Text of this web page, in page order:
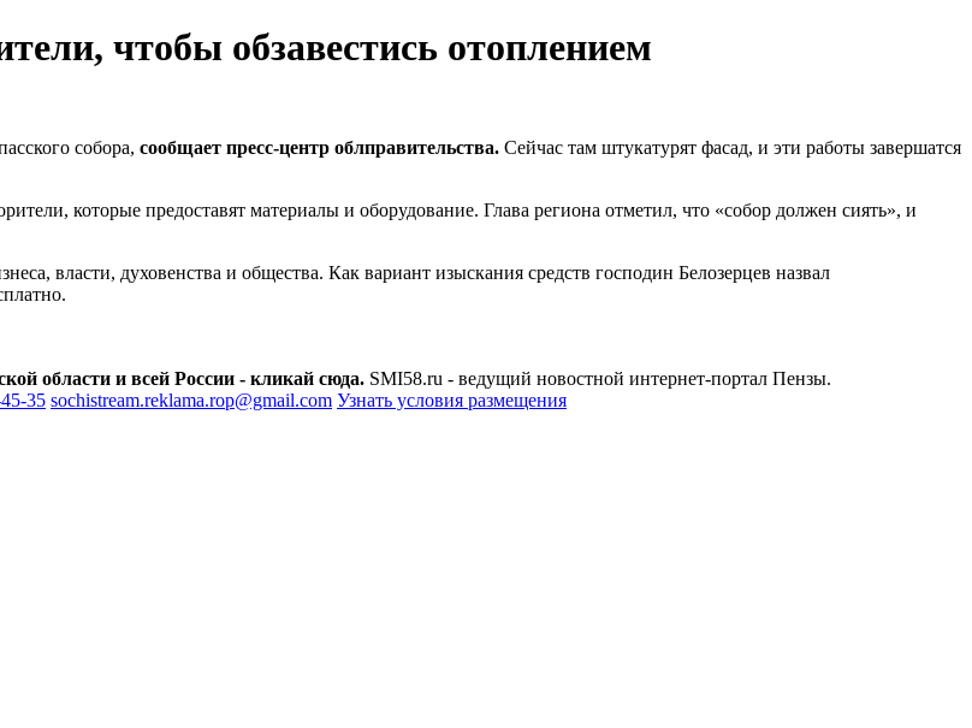
чтобы обзавестись отоплением
собора, сообщает пресс-центр облправительства. Сейчас там штукатурят фасад, и эти работы завершатся
которые предоставят материалы и оборудование. Глава региона отметил, что «собор должен сиять», и
власти, духовенства и общества. Как вариант изыскания средств господин Белозерцев назвал
области и всей России - кликай сюда. SMI58.ru - ведущий новостной интернет-портал Пензы.
35 sochistream.reklama.rop@gmail.com Узнать условия размещения